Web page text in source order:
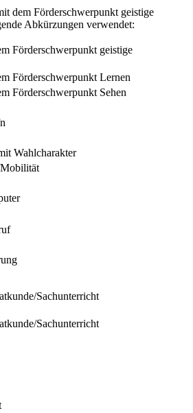
dem Förderschwerpunkt geistige
Abkürzungen verwendet:
Förderschwerpunkt geistige
Förderschwerpunkt Lernen
Förderschwerpunkt Sehen
Wahlcharakter
Sachunterricht
Sachunterricht